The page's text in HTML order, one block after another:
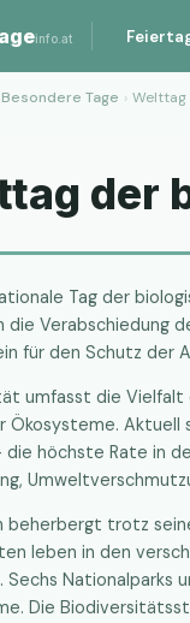
info.at
Besondere Tage › Welttag
der
Tag der
die Verabschiedung
für den Schutz der
umfasst die
Ökosysteme. Aktuell
höchste Rate in
beherbergt trotz
leben in den
Sechs
Die